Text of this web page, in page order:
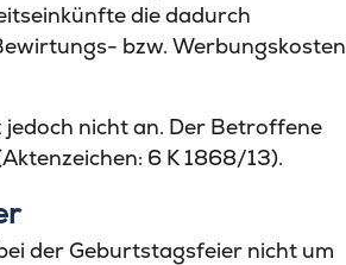
die dadurch
bzw. Werbungskosten
nicht an. Der Betroffene
6 K 1868/13).
der Geburtstagsfeier nicht um